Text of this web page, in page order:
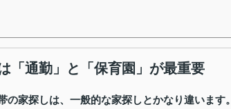
「通勤」と「保育園」が最重要
の家探しは、一般的な家探しとかなり違います。